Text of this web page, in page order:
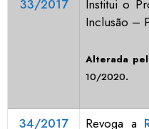
33/2017
Institui o
Inclusão –
Alterada
10/2020.
34/2017 Revoga a